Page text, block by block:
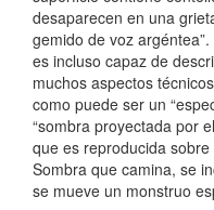
desaparecen en una
gemido de voz
es incluso capaz de
muchos aspectos
como puede ser un
“sombra proyectada por
que es reproducida
Sombra que camina, se
se mueve un monstruo